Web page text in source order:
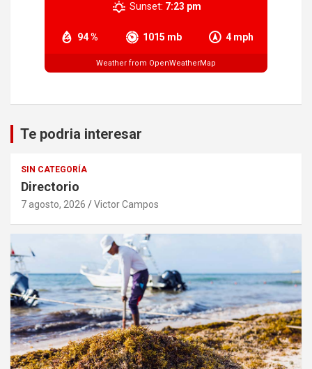
94 % 1015 mb 4 mph
Sunset: 7:23 pm
Weather from OpenWeatherMap
Te podria interesar
SIN CATEGORÍA
Directorio
7 agosto, 2026 Victor Campos